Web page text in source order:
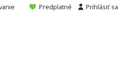
Predplatné Prihlásiť sa